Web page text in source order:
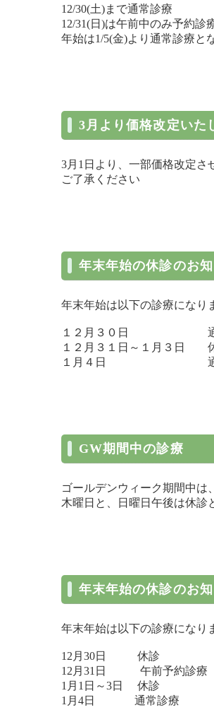
12/30(土)まで通常診療
12/31(日)は午前中のみ予約診
年始は1/5(金)より通常診療と
3月より価格改定いた
3月1日より、一部価格改定さ
ご了承ください
年末年始の休診のお
年末年始は以下の診療になり
１２月３０日 通
１２月３１日～１月３日
１月４日 通常
GW期間中の診療
ゴールデンウィーク期間中は
木曜日と、日曜日午後は休診
年末年始の休診のお
年末年始は以下の診療になり
12月30日 休診
12月31日 午前予約診療
1月1日～3日 休診
1月4日 通常診療